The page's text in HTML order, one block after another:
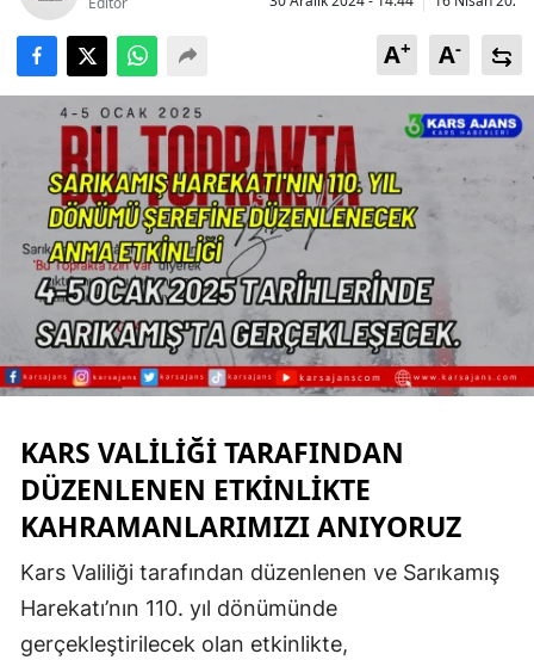
Çankırı
Çorum
Denizli
Diyarbakır
Edirne
Elazığ
Erzincan
Eskişehir
Gaziantep
Giresun
A+ A-
KARS VALILIĞI TARAFINDAN
DÜZENLENEN ETKINLIKTE
KAHRAMANLARIMIZI ANIYORUZ
Kars Valiliği tarafından düzenlenen ve Sarıkamış
Harekatı’nın 110. yıl dönümünde
gerçekleştirilecek olan etkinlikte,